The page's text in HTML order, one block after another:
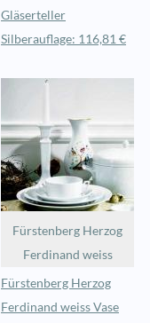
Gläserteller
Silberauflage: 116,81 €
Fürstenberg Herzog
Ferdinand weiss
Fürstenberg Herzog
Ferdinand weiss Vase